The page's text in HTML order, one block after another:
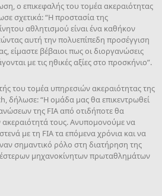
ο επικεφαλής του τομέα ακεραιότητας
σχετικά: “Η προστασία της
αθλητισμού είναι ένα καθήκον
αυτή την πολυεπίπεδη προσέγγιση
είμαστε βέβαιοι πως οι διοργανώσεις
με τις ηθικές αξίες στο προσκήνιο”.
του τομέα υπηρεσιών ακεραιότητας της
δήλωσε: “Η ομάδα μας θα επικεντρωθεί
της FIA από οτιδήποτε θα
ακεραιότητά τους. Ανυπομονούμε να
με τη FIA τα επόμενα χρόνια και να
σημαντικό ρόλο στη διατήρηση της
μηχανοκίνητων πρωταθλημάτων